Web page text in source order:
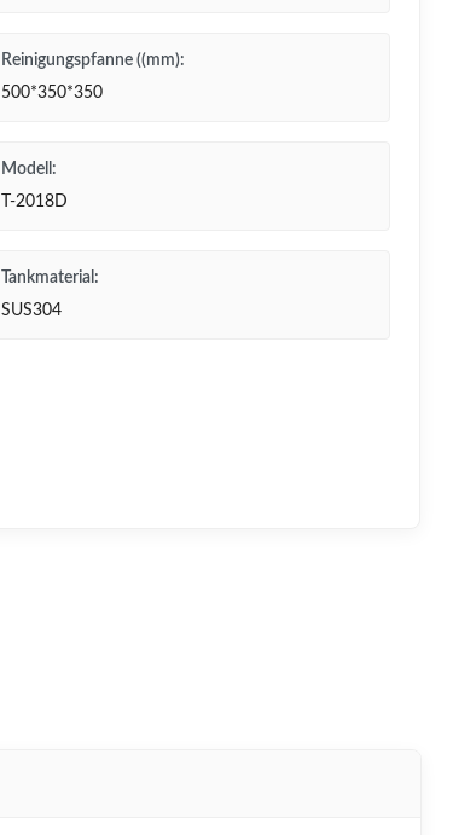
Reinigungspfanne ((mm):
500*350*350
Modell:
T-2018D
Tankmaterial:
SUS304